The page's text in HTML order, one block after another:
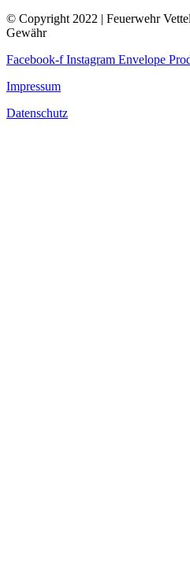
© Copyright 2022 | Feuerwehr
Gewähr
Facebook-f Instagram Envelope
Impressum
Datenschutz